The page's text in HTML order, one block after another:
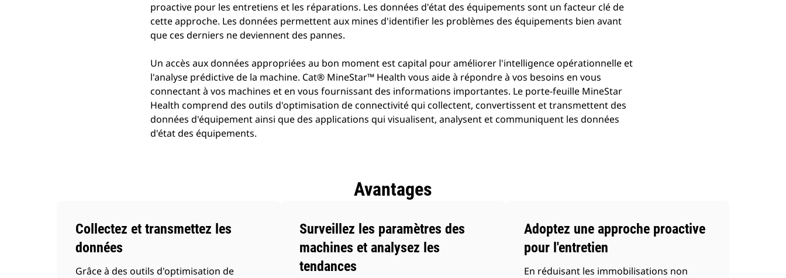
proactive pour les entretiens et les réparations. Les données d'état des équipements sont un facteur clé de
cette approche. Les données permettent aux mines d'identifier les problèmes des équipements bien avant
que ces derniers ne deviennent des pannes.
Un accès aux données appropriées au bon moment est capital pour améliorer l'intelligence opérationnelle et
l'analyse prédictive de la machine. Cat® MineStar™ Health vous aide à répondre à vos besoins en vous
connectant à vos machines et en vous fournissant des informations importantes. Le porte-feuille MineStar
Health comprend des outils d'optimisation de connectivité qui collectent, convertissent et transmettent des
données d'équipement ainsi que des applications qui visualisent, analysent et communiquent les données
d'état des équipements.
Avantages
Collectez et transmettez les
données
Grâce à des outils d'optimisation de
Surveillez les paramètres des
machines et analysez les
tendances
Adoptez une approche proactive
pour l'entretien
En réduisant les immobilisations non